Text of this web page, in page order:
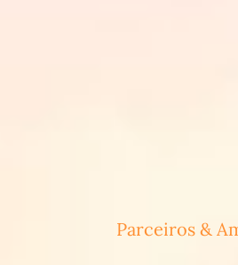
Parceiros &